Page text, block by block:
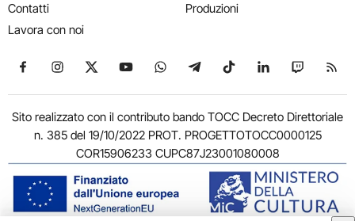
Contatti
Lavora con noi
Produzioni
Seguici su Facebook
Seguici su Instagram
Seguici su X
Seguici su YouTube
Seguici su WhatsApp
Seguici su Telegram
Seguici su TikTok
Seguici su
Seguici
Sito realizzato con il contributo bando TOCC Decreto Direttoriale
n. 385 del 19/10/2022 PROT. PROGETTOTOCC0000125
COR15906233 CUPC87J23001080008